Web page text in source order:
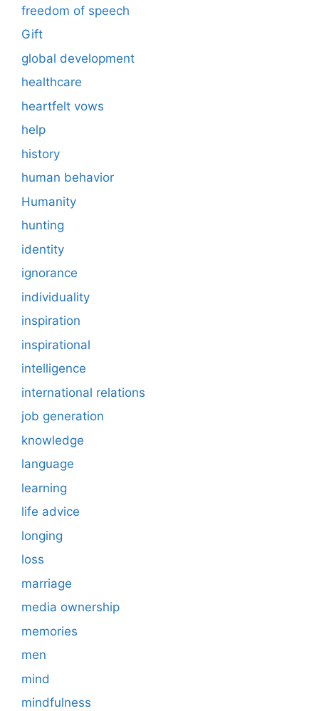
freedom of speech
Gift
global development
healthcare
heartfelt vows
help
history
human behavior
Humanity
hunting
identity
ignorance
individuality
inspiration
inspirational
intelligence
international relations
job generation
knowledge
language
learning
life advice
longing
loss
marriage
media ownership
memories
men
mind
mindfulness